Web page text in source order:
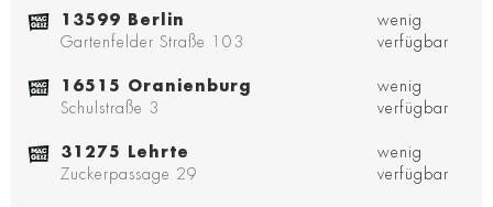
13599 Berlin
Gartenfelder Straße 103
wenig
verfügbar
16515 Oranienburg
Schulstraße 3
wenig
verfügbar
31275 Lehrte
Zuckerpassage 29
wenig
verfügbar